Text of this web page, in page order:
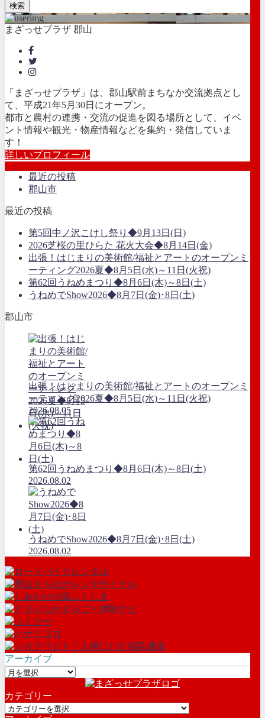
検索
まざっせプラザ 郡山
「まざっせプラザ」は、郡山駅前まちなか交流拠点とし
て、平成21年5月30日にオープン。
都市と農村の連携・交流の促進を図る場所として、イベ
ント情報や観光・物産情報などを集約・発信していま
す！
詳しいプロフィール
最近の投稿
郡山市
最近の投稿
第5回中ノ沢こけし祭り◆9月13日(日)
2026芝桜の里ひらた 花火大会◆8月14日(金)
出張！はじまりの美術館/福祉とアートのオープンミ
ーティング2026夏◆8月5日(水)～11日(火祝)
第62回うねめまつり◆8月6日(木)～8日(土)
うねめでShow2026◆8月7日(金)･8日(土)
郡山市
出張！はじまりの美術館/福祉とアートのオープンミ
ーティング2026夏◆8月5日(水)～11日(火祝)
2026.08.05
第62回うねめまつり◆8月6日(木)～8日(土)
2026.08.02
うねめでShow2026◆8月7日(金)･8日(土)
2026.08.02
アーカイブ
ア
カ
イ
カテゴリー
カ